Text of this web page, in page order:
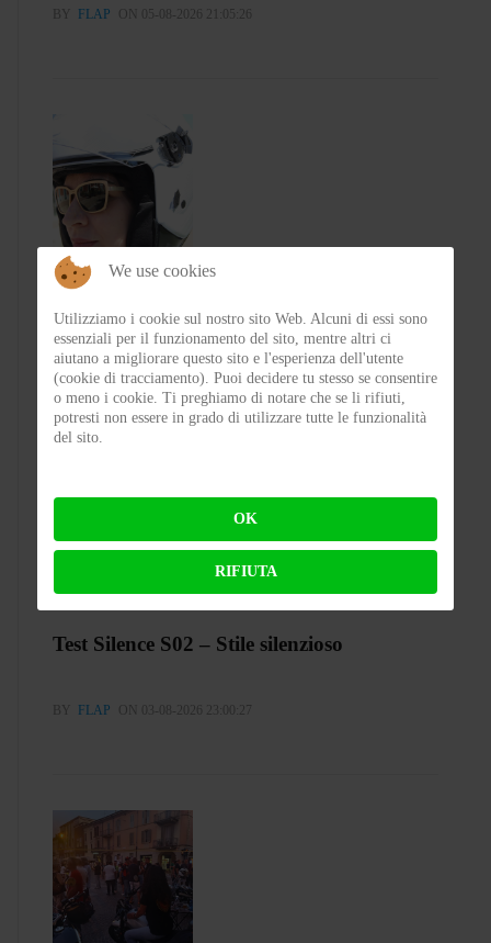
BY FLAP ON 05-08-2026 21:05:26
Test Emblema Telma – Il sole con classe
BY FRA ON 04-08-2026 21:53:46
Test Silence S02 – Stile silenzioso
BY FLAP ON 03-08-2026 23:00:27
We use cookies
Utilizziamo i cookie sul nostro sito Web. Alcuni di essi sono
essenziali per il funzionamento del sito, mentre altri ci
aiutano a migliorare questo sito e l'esperienza dell'utente
(cookie di tracciamento). Puoi decidere tu stesso se consentire
o meno i cookie. Ti preghiamo di notare che se li rifiuti,
potresti non essere in grado di utilizzare tutte le funzionalità
del sito.
OK
RIFIUTA